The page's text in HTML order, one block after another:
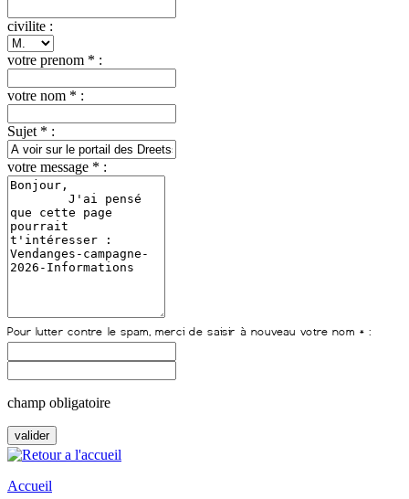
civilite :
votre prenom * :
votre nom * :
Sujet * :
votre message * :
champ obligatoire
Accueil